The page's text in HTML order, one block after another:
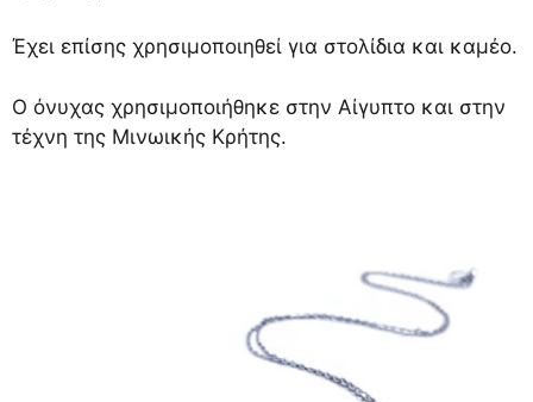
Έχει επίσης χρησιμοποιηθεί για στολίδια και καμέο.
Ο όνυχας χρησιμοποιήθηκε στην Αίγυπτο και στην
τέχνη της Μινωικής Κρήτης.